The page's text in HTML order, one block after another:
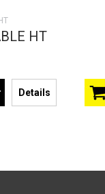
HT
HT
Details